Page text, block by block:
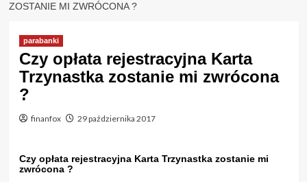
ZOSTANIE MI ZWRÓCONA ?
parabanki
Czy opłata rejestracyjna Karta
Trzynastka zostanie mi zwrócona
?
finanfox 29 października 2017
Czy opłata rejestracyjna Karta Trzynastka zostanie mi
zwrócona ?